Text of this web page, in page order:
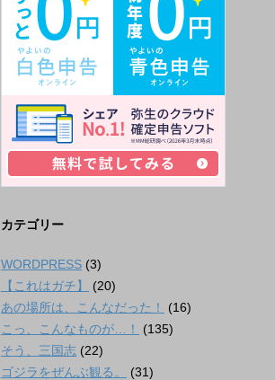
カテゴリー
WORDPRESS (3)
【これはガチ】
(20)
あの場所は、こんなだった！
(16)
こっ、こんなものが…！
(135)
そう、三国志 (22)
ゴジラをぜんぶ観る。
(31)